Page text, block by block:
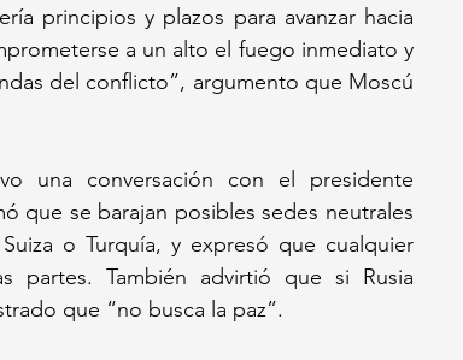
principios y plazos para avanzar hacia
a un alto el fuego inmediato y
del conflicto”, argumento que Moscú
una conversación con el presidente
que se barajan posibles sedes neutrales
o Turquía, y expresó que cualquier
partes. También advirtió que si Rusia
que “no busca la paz”.